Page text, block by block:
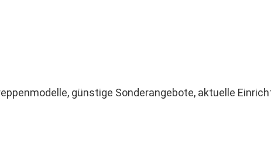
günstige Sonderangebote, aktuelle